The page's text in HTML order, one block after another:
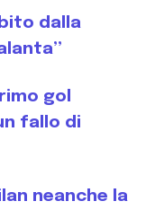
dalla
gol
fallo di
neanche la